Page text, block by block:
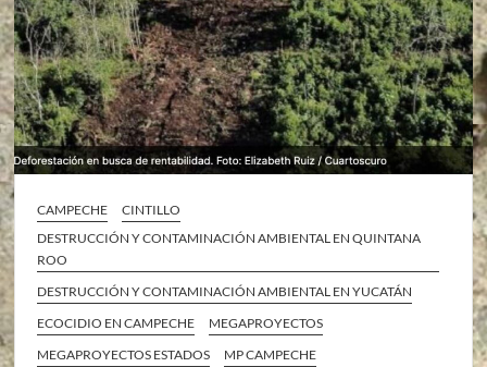
CAMPECHE
CINTILLO
DESTRUCCIÓN Y CONTAMINACIÓN AMBIENTAL EN QUINTANA
ROO
DESTRUCCIÓN Y CONTAMINACIÓN AMBIENTAL EN YUCATÁN
ECOCIDIO EN CAMPECHE
MEGAPROYECTOS
MEGAPROYECTOS ESTADOS
MP CAMPECHE